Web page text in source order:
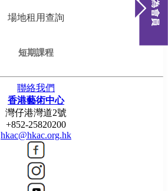
場地租用查詢
短期課程
聯絡我們
香港藝術中心
灣仔港灣道2號
+852-25820200
hkac@hkac.org.hk